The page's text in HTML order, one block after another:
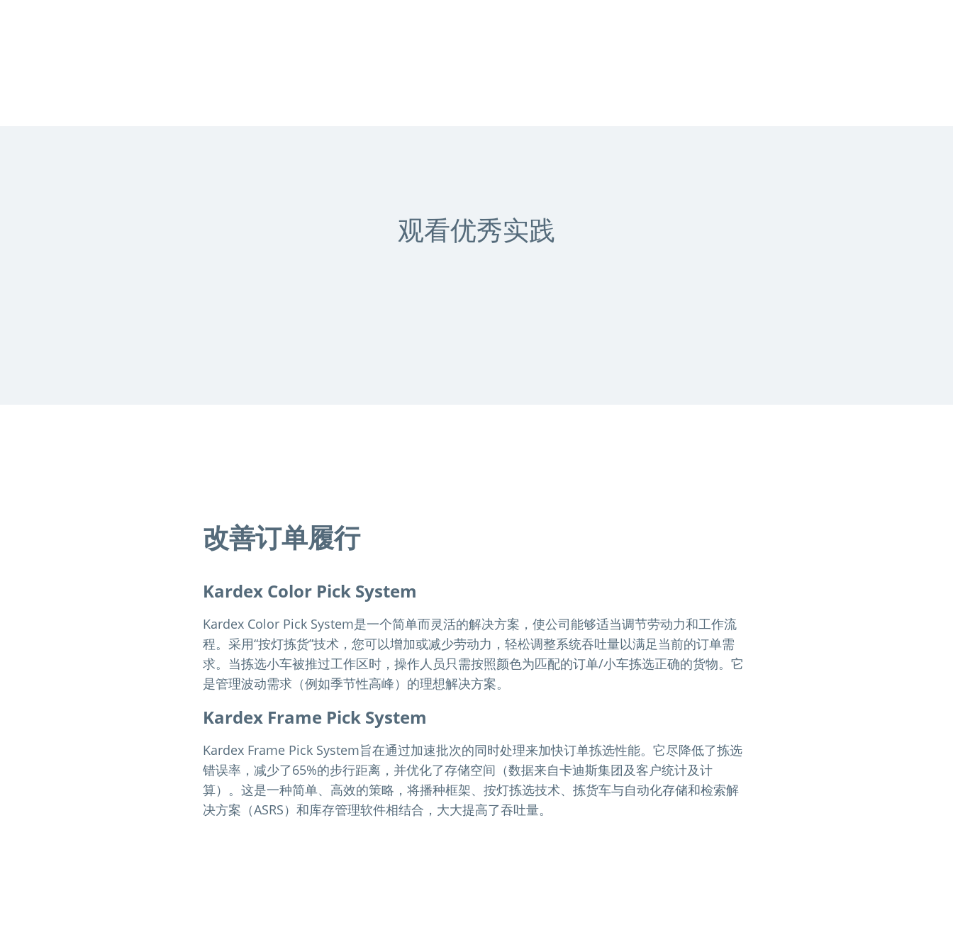
观看优秀实践
改善订单履行
Kardex Color Pick System
Kardex Color Pick System是一个简单而灵活的解决方案，使公司能够适当调节劳动力和工作流
程。采用“按灯拣货”技术，您可以增加或减少劳动力，轻松调整系统吞吐量以满足当前的订单需
求。当拣选小车被推过工作区时，操作人员只需按照颜色为匹配的订单/小车拣选正确的货物。它
是管理波动需求（例如季节性高峰）的理想解决方案。
Kardex Frame Pick System
Kardex Frame Pick System旨在通过加速批次的同时处理来加快订单拣选性能。它尽降低了拣选
错误率，减少了65%的步行距离，并优化了存储空间（数据来自卡迪斯集团及客户统计及计
算）。这是一种简单、高效的策略，将播种框架、按灯拣选技术、拣货车与自动化存储和检索解
决方案（ASRS）和库存管理软件相结合，大大提高了吞吐量。